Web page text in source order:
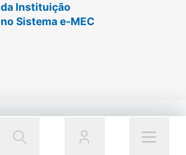
da Instituição
no Sistema e-MEC